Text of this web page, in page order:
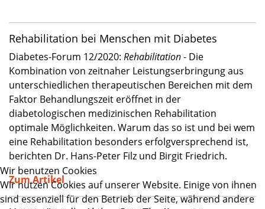
Rehabilitation bei Menschen mit Diabetes
Diabetes-Forum 12/2020: Rehabilitation- Die
Kombination von zeitnaher Leistungserbringung aus
unterschiedlichen therapeutischen Bereichen mit dem
Faktor Behandlungszeit eröffnet in der
diabetologischen medizinischen Rehabilitation
optimale Möglichkeiten. Warum das so ist und bei wem
eine Rehabilitation besonders erfolgversprechend ist,
berichten Dr. Hans-Peter Filz und Birgit Friedrich.
Zum Artikel
Wir benutzen Cookies
Wir nutzen Cookies auf unserer Website. Einige von ihnen
sind essenziell für den Betrieb der Seite, während andere